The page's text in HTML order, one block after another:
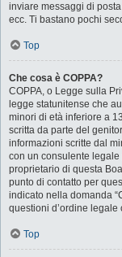
inviare messaggi di
ecc. Ti bastano pochi
Top
Che cosa è COPPA?
COPPA, o Legge sulla
legge statunitense che
minori di età inferiore a
scritta da parte del
informazioni scritte dal
con un consulente legale
proprietario di questa
punto di contatto per
indicato nella domanda
questioni d’ordine legale
Top